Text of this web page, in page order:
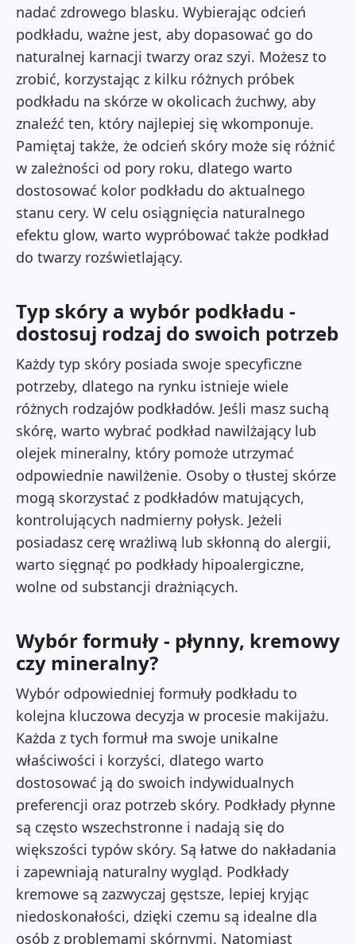
nadać zdrowego blasku. Wybierając odcień
podkładu, ważne jest, aby dopasować go do
naturalnej karnacji twarzy oraz szyi. Możesz to
zrobić, korzystając z kilku różnych próbek
podkładu na skórze w okolicach żuchwy, aby
znaleźć ten, który najlepiej się wkomponuje.
Pamiętaj także, że odcień skóry może się różnić
w zależności od pory roku, dlatego warto
dostosować kolor podkładu do aktualnego
stanu cery. W celu osiągnięcia naturalnego
efektu glow, warto wypróbować także podkład
do twarzy rozświetlający.
Typ skóry a wybór podkładu -
dostosuj rodzaj do swoich potrzeb
Każdy typ skóry posiada swoje specyficzne
potrzeby, dlatego na rynku istnieje wiele
różnych rodzajów podkładów. Jeśli masz suchą
skórę, warto wybrać podkład nawilżający lub
olejek mineralny, który pomoże utrzymać
odpowiednie nawilżenie. Osoby o tłustej skórze
mogą skorzystać z podkładów matujących,
kontrolujących nadmierny połysk. Jeżeli
posiadasz cerę wrażliwą lub skłonną do alergii,
warto sięgnąć po podkłady hipoalergiczne,
wolne od substancji drażniących.
Wybór formuły - płynny, kremowy
czy mineralny?
Wybór odpowiedniej formuły podkładu to
kolejna kluczowa decyzja w procesie makijażu.
Każda z tych formuł ma swoje unikalne
właściwości i korzyści, dlatego warto
dostosować ją do swoich indywidualnych
preferencji oraz potrzeb skóry. Podkłady płynne
są często wszechstronne i nadają się do
większości typów skóry. Są łatwe do nakładania
i zapewniają naturalny wygląd. Podkłady
kremowe są zazwyczaj gęstsze, lepiej kryjąc
niedoskonałości, dzięki czemu są idealne dla
osób z problemami skórnymi. Natomiast